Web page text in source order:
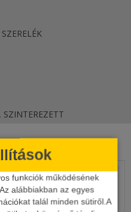
funkciók működésének
alábbiakban az egyes
talál minden sütiről.A
ÍRÁSOK